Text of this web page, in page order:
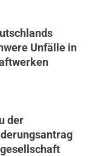
Unfälle in
der